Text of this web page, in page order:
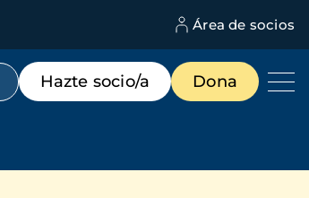
Área de socios
Menú
de
destacados
Hazte socio/a Dona